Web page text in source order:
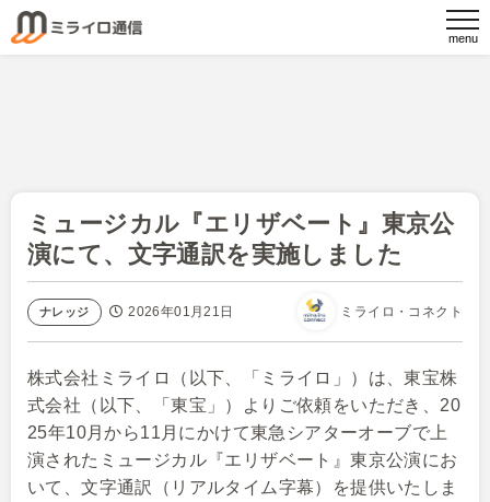
ナレッジ 2026年01月21日
ミュージカル『エリザベート』東京公
演にて、文字通訳を実施しました
ミライロ・コネクト
株式会社ミライロ（以下、「ミライロ」）は、東宝株
式会社（以下、「東宝」）よりご依頼をいただき、20
25年10月から11月にかけて東急シアターオーブで上
演されたミュージカル『エリザベート』東京公演にお
いて、文字通訳（リアルタイム字幕）を提供いたしま